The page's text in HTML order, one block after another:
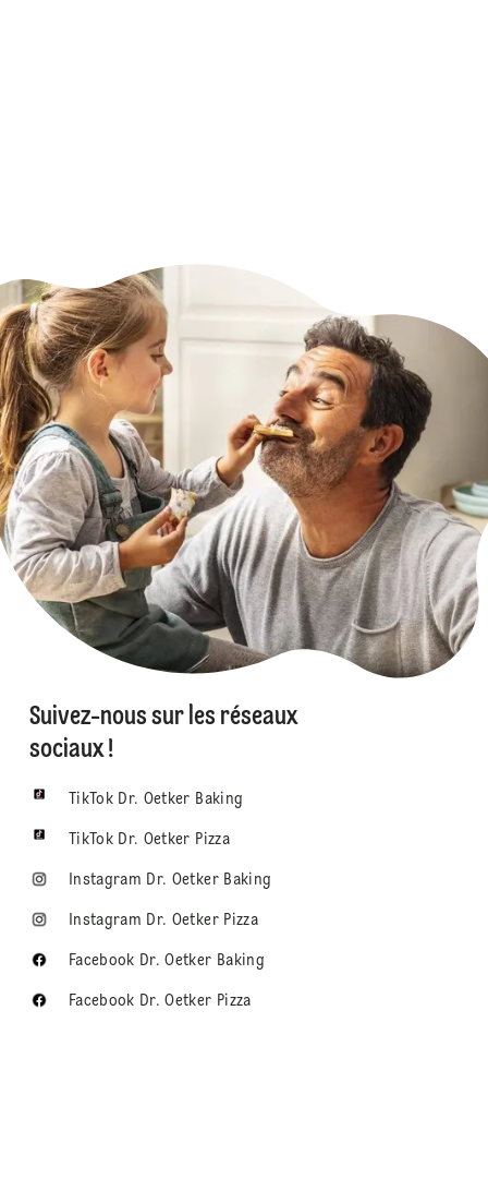
Suivez-nous sur les réseaux
sociaux !
TikTok Dr. Oetker Baking
TikTok Dr. Oetker Pizza
Instagram Dr. Oetker Baking
Instagram Dr. Oetker Pizza
Facebook Dr. Oetker Baking
Facebook Dr. Oetker Pizza